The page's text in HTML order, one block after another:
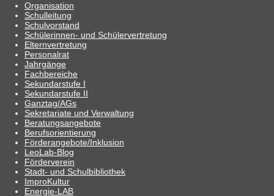
Orga­ni­sa­tion
Schul­lei­tung
Schul­vor­stand
Schü­le­rin­nen- und Schülervertretung
Eltern­ver­tre­tung
Per­so­nal­rat
Jahr­gänge
Fach­be­rei­che
Sekun­dar­stufe I
Sekun­dar­stufe II
Ganztag/​​AGs
Sekre­ta­riate und Verwaltung
Bera­tungs­an­ge­bote
Berufs­ori­en­tie­rung
Förderangebote/​​Inklusion
Leo­Lab-Blog
För­der­ver­ein
Stadt- und Schulbibliothek
Impro­Kul­tur
Ener­­gie-LAB